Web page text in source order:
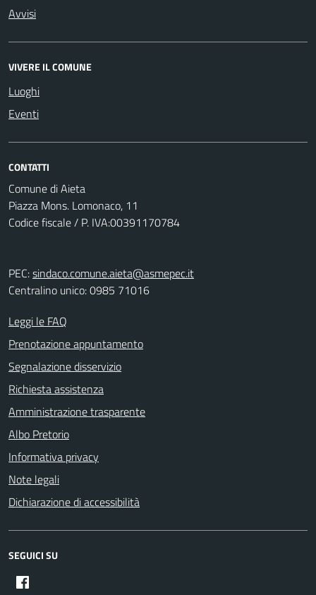
Avvisi
VIVERE IL COMUNE
Luoghi
Eventi
CONTATTI
Comune di Aieta
Piazza Mons. Lomonaco, 11
Codice fiscale / P. IVA:00391170784
PEC:sindaco.comune.aieta@asmepec.it
Centralino unico: 0985 71016
Leggi le FAQ
Prenotazione appuntamento
Segnalazione disservizio
Richiesta assistenza
Amministrazione trasparente
Albo Pretorio
Informativa privacy
Note legali
Dichiarazione di accessibilità
SEGUICI SU